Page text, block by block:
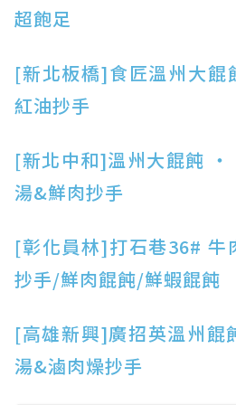
超飽足
[新北板橋]食匠溫州大餛
紅油抄手
[新北中和]溫州大餛飩 ‧
湯&鮮肉抄手
[彰化員林]打石巷36# 牛
抄手/鮮肉餛飩/鮮蝦餛飩
[高雄新興]廣招英溫州餛
湯&滷肉燥抄手